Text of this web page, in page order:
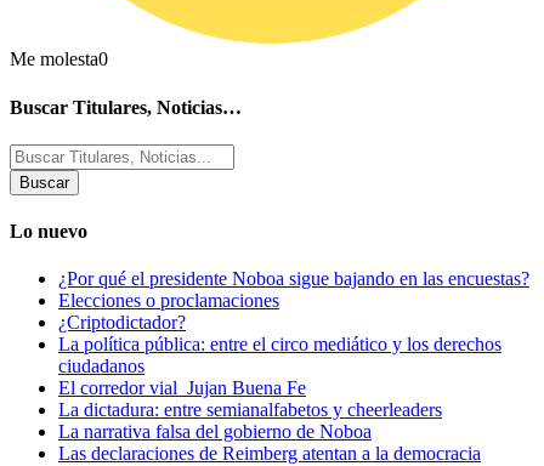
Me molesta0
Buscar Titulares, Noticias…
Buscar
por:
Lo nuevo
¿Por qué el presidente Noboa sigue bajando en las encuestas?
Elecciones o proclamaciones
¿Criptodictador?
La política pública: entre el circo mediático y los derechos
ciudadanos
El corredor vial Jujan Buena Fe
La dictadura: entre semianalfabetos y cheerleaders
La narrativa falsa del gobierno de Noboa
Las declaraciones de Reimberg atentan a la democracia